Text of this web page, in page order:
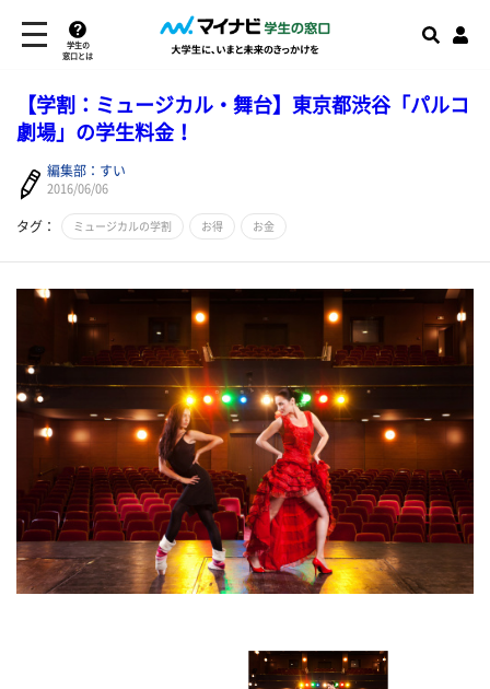
学生の
窓口とは
【学割：ミュージカル・舞台】東京都渋谷「パルコ
劇場」の学生料金！
編集部：すい
2016/06/06
タグ： ミュージカルの学割 お得 お金